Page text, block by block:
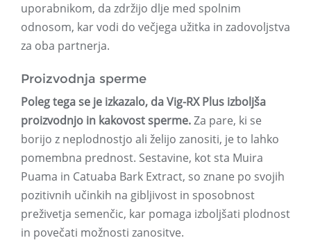
uporabnikom, da zdržijo dlje med spolnim
odnosom, kar vodi do večjega užitka in zadovoljstva
za oba partnerja.
Proizvodnja sperme
Poleg tega se je izkazalo, da Vig-RX Plus izboljša
proizvodnjo in kakovost sperme.Za pare, ki se
borijo z neplodnostjo ali želijo zanositi, je to lahko
pomembna prednost. Sestavine, kot sta Muira
Puama in Catuaba Bark Extract, so znane po svojih
pozitivnih učinkih na gibljivost in sposobnost
preživetja semenčic, kar pomaga izboljšati plodnost
in povečati možnosti zanositve.